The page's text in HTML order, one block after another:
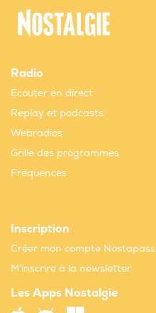
Radio
Ecouter en direct
Replay et podcasts
Webradios
Grille des programmes
Fréquences
Inscription
Créer mon compte Nostapass
M'inscrire à la newsletter
Les Apps Nostalgie